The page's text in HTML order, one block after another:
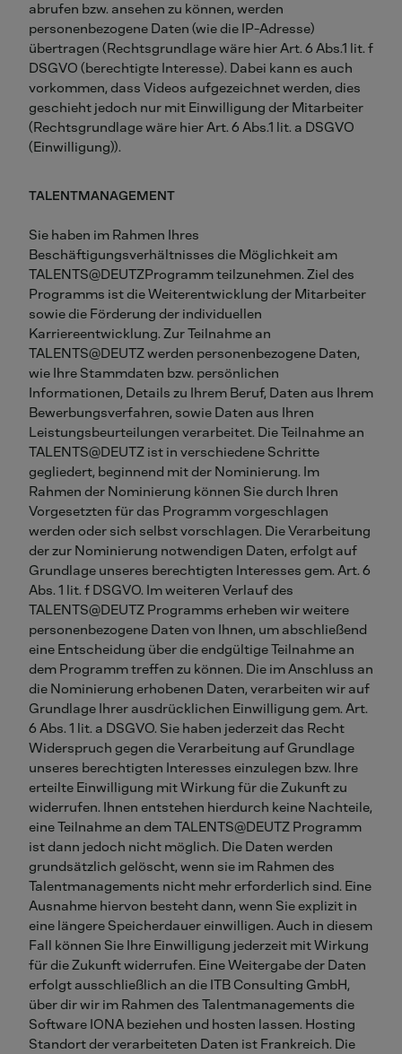
abrufen bzw. ansehen zu können, werden
personenbezogene Daten (wie die IP-Adresse)
übertragen (Rechtsgrundlage wäre hier Art. 6 Abs.1 lit. f
DSGVO (berechtigte Interesse). Dabei kann es auch
vorkommen, dass Videos aufgezeichnet werden, dies
geschieht jedoch nur mit Einwilligung der Mitarbeiter
(Rechtsgrundlage wäre hier Art. 6 Abs.1 lit. a DSGVO
(Einwilligung)).
TALENTMANAGEMENT
Sie haben im Rahmen Ihres
Beschäftigungsverhältnisses die Möglichkeit am
TALENTS@DEUTZProgramm teilzunehmen. Ziel des
Programms ist die Weiterentwicklung der Mitarbeiter
sowie die Förderung der individuellen
Karriereentwicklung. Zur Teilnahme an
TALENTS@DEUTZ werden personenbezogene Daten,
wie Ihre Stammdaten bzw. persönlichen
Informationen, Details zu Ihrem Beruf, Daten aus Ihrem
Bewerbungsverfahren, sowie Daten aus Ihren
Leistungsbeurteilungen verarbeitet. Die Teilnahme an
TALENTS@DEUTZ ist in verschiedene Schritte
gegliedert, beginnend mit der Nominierung. Im
Rahmen der Nominierung können Sie durch Ihren
Vorgesetzten für das Programm vorgeschlagen
werden oder sich selbst vorschlagen. Die Verarbeitung
der zur Nominierung notwendigen Daten, erfolgt auf
Grundlage unseres berechtigten Interesses gem. Art. 6
Abs. 1 lit. f DSGVO. Im weiteren Verlauf des
TALENTS@DEUTZ Programms erheben wir weitere
personenbezogene Daten von Ihnen, um abschließend
eine Entscheidung über die endgültige Teilnahme an
dem Programm treffen zu können. Die im Anschluss an
die Nominierung erhobenen Daten, verarbeiten wir auf
Grundlage Ihrer ausdrücklichen Einwilligung gem. Art.
6 Abs. 1 lit. a DSGVO. Sie haben jederzeit das Recht
Widerspruch gegen die Verarbeitung auf Grundlage
unseres berechtigten Interesses einzulegen bzw. Ihre
erteilte Einwilligung mit Wirkung für die Zukunft zu
widerrufen. Ihnen entstehen hierdurch keine Nachteile,
eine Teilnahme an dem TALENTS@DEUTZ Programm
ist dann jedoch nicht möglich. Die Daten werden
grundsätzlich gelöscht, wenn sie im Rahmen des
Talentmanagements nicht mehr erforderlich sind. Eine
Ausnahme hiervon besteht dann, wenn Sie explizit in
eine längere Speicherdauer einwilligen. Auch in diesem
Fall können Sie Ihre Einwilligung jederzeit mit Wirkung
für die Zukunft widerrufen. Eine Weitergabe der Daten
erfolgt ausschließlich an die ITB Consulting GmbH,
über dir wir im Rahmen des Talentmanagements die
Software IONA beziehen und hosten lassen. Hosting
Standort der verarbeiteten Daten ist Frankreich. Die